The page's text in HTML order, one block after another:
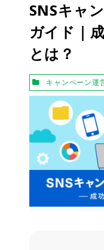
SNSキャ
ガイド｜
とは？
キャンペーン運